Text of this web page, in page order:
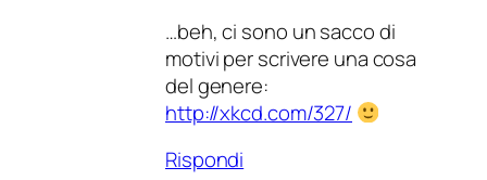
…beh, ci sono un sacco di
motivi per scrivere una cosa
del genere:
http://xkcd.com/327/
Rispondi